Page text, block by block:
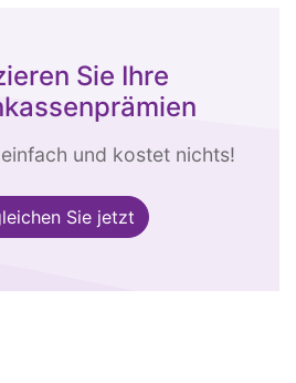
Sie Ihre
und kostet nichts!
Sie jetzt